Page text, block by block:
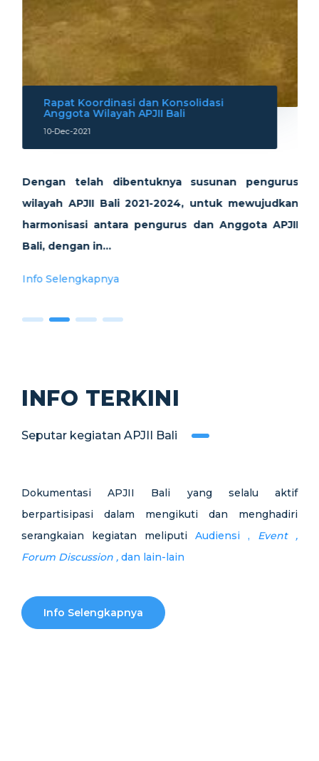
Dengan telah dibentuknya susunan pengurus
wilayah APJII Bali 2021-2024, untuk mewujudkan
harmonisasi antara pengurus dan Anggota APJII
Bali, dengan in...
10-Dec-2021
Rapat Koordinasi dan Konsolidasi
Anggota Wilayah APJII Bali
Info Selengkapnya
INFO TERKINI
Seputar kegiatan APJII Bali
Dokumentasi APJII Bali yang selalu aktif
berpartisipasi dalam mengikuti dan menghadiri
serangkaian kegiatan meliputi Audiensi , Event ,
Forum Discussion , dan lain-lain
Info Selengkapnya